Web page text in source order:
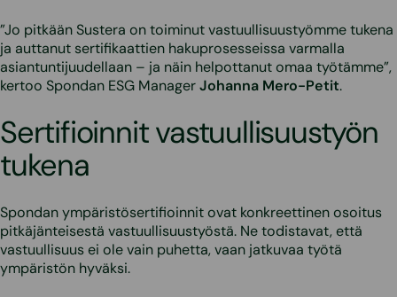
”Jo pitkään Sustera on toiminut vastuullisuustyömme tukena
ja auttanut sertifikaattien hakuprosesseissa varmalla
asiantuntijuudellaan – ja näin helpottanut omaa työtämme”,
kertoo Spondan ESG ManagerJohanna Mero-Petit.
Sertifioinnit vastuullisuustyön
tukena
Spondan ympäristösertifioinnit ovat konkreettinen osoitus
pitkäjänteisestä vastuullisuustyöstä. Ne todistavat, että
vastuullisuus ei ole vain puhetta, vaan jatkuvaa työtä
ympäristön hyväksi.